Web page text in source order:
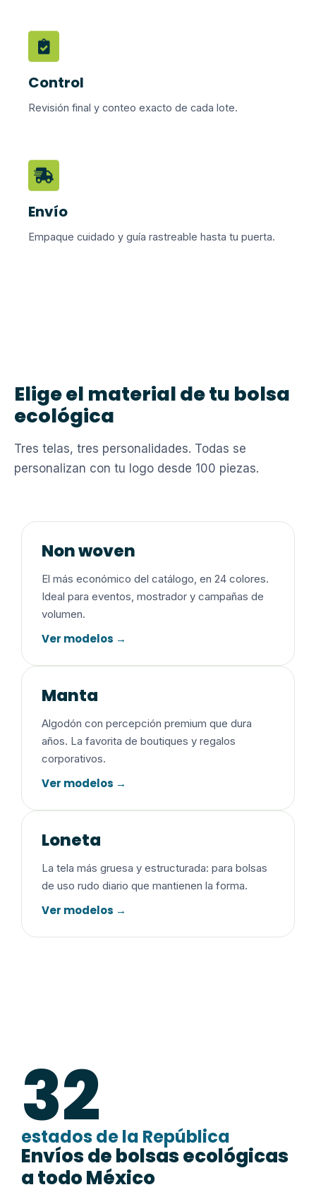
Control
Revisión final y conteo exacto de cada lote.
Envío
Empaque cuidado y guía rastreable hasta tu puerta.
Elige el material de tu bolsa
ecológica
Tres telas, tres personalidades. Todas se
personalizan con tu logo desde 100 piezas.
Non woven
El más económico del catálogo, en 24 colores.
Ideal para eventos, mostrador y campañas de
volumen.
Ver modelos →
Manta
Algodón con percepción premium que dura
años. La favorita de boutiques y regalos
corporativos.
Ver modelos →
Loneta
La tela más gruesa y estructurada: para bolsas
de uso rudo diario que mantienen la forma.
Ver modelos →
32
estados de la República
Envíos de bolsas ecológicas
a todo México